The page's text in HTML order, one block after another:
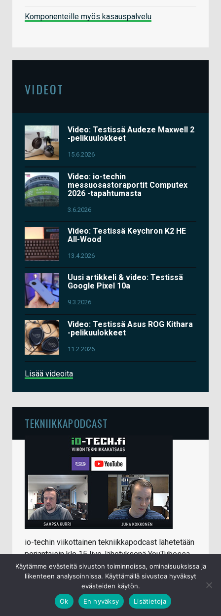
Komponenteille myös kasauspalvelu
VIDEOT
Video: Testissä Audeze Maxwell 2
-pelikuulokkeet
15.6.2026
Video: io-techin
messuosastoraportit Computex
2026 -tapahtumasta
3.6.2026
Video: Testissä Keychron K2 HE
All-Wood
13.4.2026
Uusi artikkeli & video: Testissä
Google Pixel 10a
9.3.2026
Video: Testissä Asus ROG Kithara
-pelikuulokkeet
11.2.2026
Lisää videoita
TEKNIIKKAPODCAST
io-techin viikottainen tekniikkapodcast lähetetään
perjantaisin klo 15 live-lähetyksenäYouTubessa.
Sampsa ja Juha käyvät keskenään läpi kuluneen
viikon ajalta ajankohtaiset tietotekniikka- ja
Jälkikäteen katseltavissa/kuunneltavissa:
Käytämme evästeitä sivuston toiminnoissa, ominaisuuksissa ja
liikenteen analysoinnissa. Käyttämällä sivustoa hyväksyt
evästeiden käytön.
Ok
En hyväksy Lisätietoja